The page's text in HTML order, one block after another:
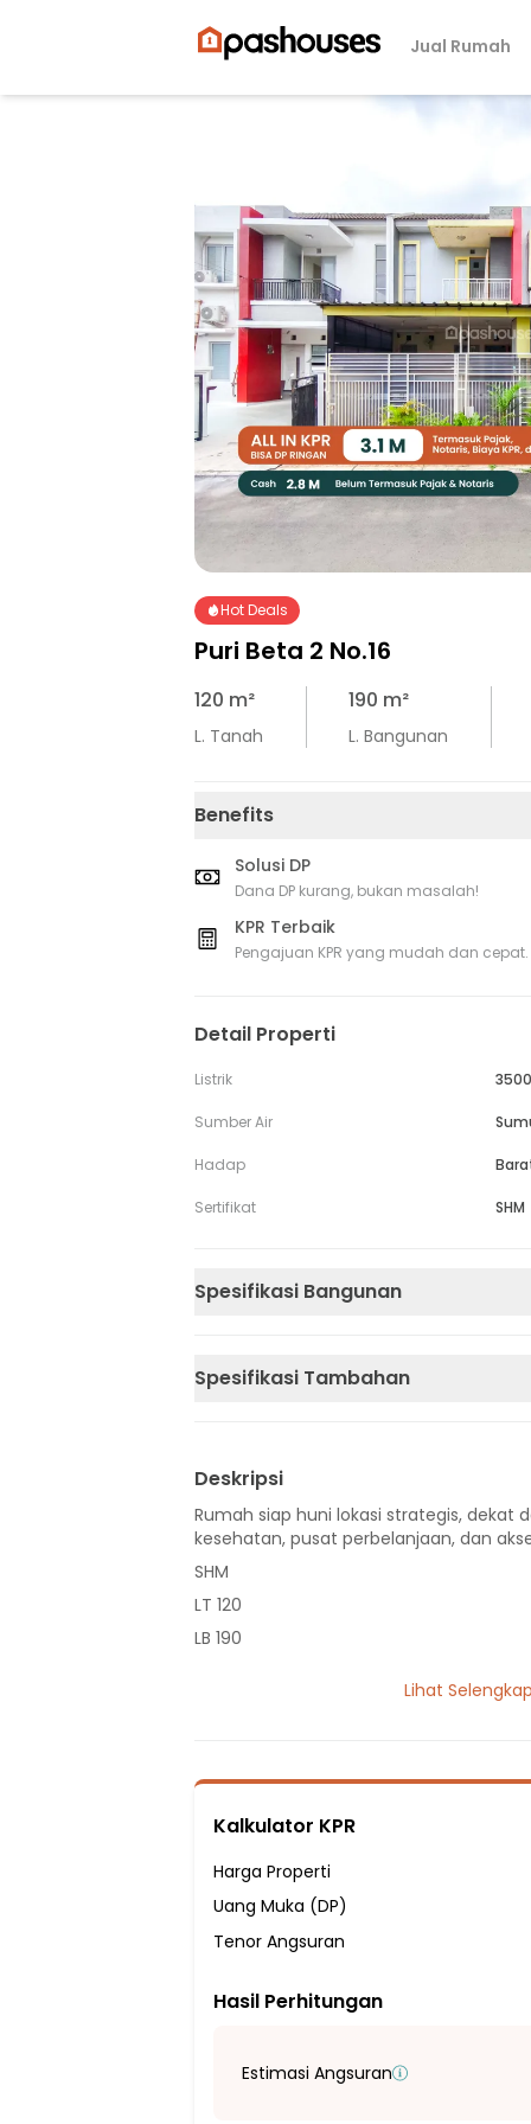
Jual Rumah
Hot Deals
Puri Beta 2 No.16
120 m²
L. Tanah
190 m²
L. Bangunan
Benefits
Solusi DP
Dana DP kurang, bukan masalah!
KPR Terbaik
Pengajuan KPR yang mudah dan cepat.
Detail Properti
Listrik
Sumber Air
Hadap
Sertifikat SHM
Spesifikasi Bangunan
Spesifikasi Tambahan
Deskripsi
Rumah siap huni lokasi strategis, dekat
kesehatan, pusat perbelanjaan, dan
SHM
LT 120
LB 190
Hadap Barat
Fasilitas Sekitar Hunian:
5 menit ke SMAN 12 Kota Tangerang
9 menit ke Sekolah Umum Surya Bangsa
10 menit ke TK Islam Insan Mulia
8 menit ke MOZA-ONLAINSHOP
Lihat
Kalkulator KPR
Harga Properti
Uang Muka (DP)
Tenor Angsuran
Hasil Perhitungan
Estimasi Angsuran